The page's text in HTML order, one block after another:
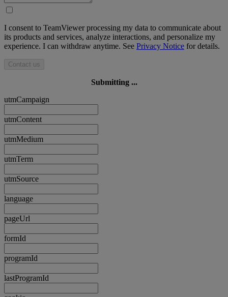
I consent to TeamViewer processing my data to communicate about
its products and services, analyze interactions, and personalize my
experience. I can withdraw anytime. See Privacy Notice for details.
Contact us
Submitting ...
utmCampaign
utmContent
utmMedium
utmTerm
utmSource
language
pageUrl
formId
programId
lastProgramId